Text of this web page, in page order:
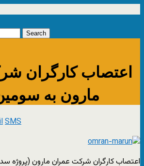
اعتصاب کارگران
مارون به
SMS
اعتصاب کارگران‌ شرکت عمران مارون (پروژه